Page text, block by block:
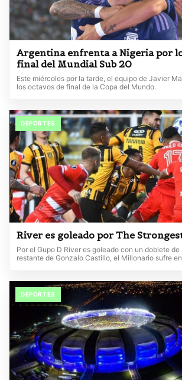
Argentina enfrenta a Nigeria por
final del Mundial Sub 20
Este miércoles por la tarde, el equipo de Javier
los octavos de final de la Copa del Mundo.
DEPORTES
River es goleado por The
Por el Gupo D River es goleado con un doblete
restante de Gonzalo Castillo, el Millonario sufre
DEPORTES